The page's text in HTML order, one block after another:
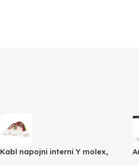
Kabl napojni interni Y molex,